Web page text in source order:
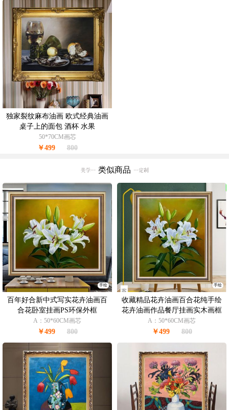
独家裂纹麻布油画 欧式经典油画
桌子上的面包 酒杯 水果
50*70CM画芯
￥499 800
类似商品
手绘
百年好合新中式写实花卉油画百
合花卧室挂画PS环保外框
A：50*60CM画芯
￥499 800
手绘
收藏精品花卉油画百合花纯手绘
花卉油画作品餐厅挂画实木画框
A：50*60CM画芯
￥499 800